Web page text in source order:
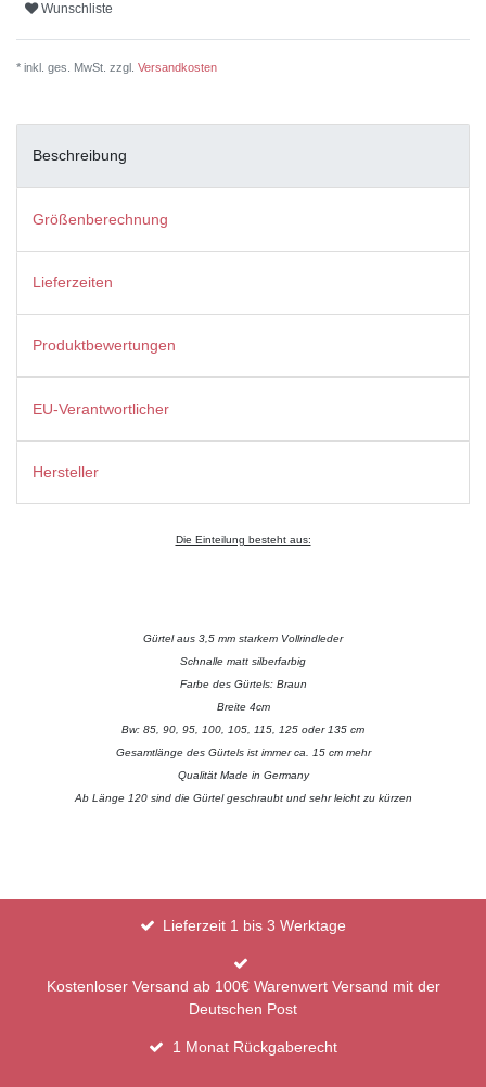
Wunschliste
* inkl. ges. MwSt. zzgl. Versandkosten
Beschreibung
Größenberechnung
Lieferzeiten
Produktbewertungen
EU-Verantwortlicher
Hersteller
Die Einteilung besteht aus:
Gürtel aus 3,5 mm starkem Vollrindleder
Schnalle matt silberfarbig
Farbe des Gürtels: Braun
Breite 4cm
Bw: 85, 90, 95, 100, 105, 115, 125 oder 135 cm
Gesamtlänge des Gürtels ist immer ca. 15 cm mehr
Qualität Made in Germany
Ab Länge 120 sind die Gürtel geschraubt und sehr leicht zu kürzen
Lieferzeit 1 bis 3 Werktage
Kostenloser Versand ab 100€ Warenwert Versand mit der
Deutschen Post
1 Monat Rückgaberecht